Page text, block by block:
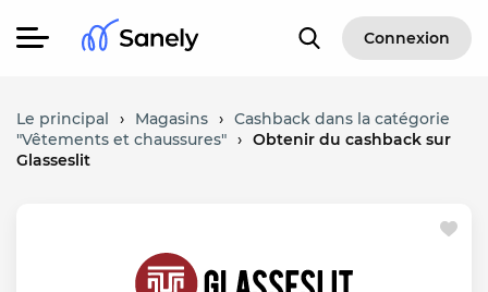
Connexion
Le principal › Magasins › Cashback dans la catégorie
"Vêtements et chaussures" › Obtenir du cashback sur
Glasseslit